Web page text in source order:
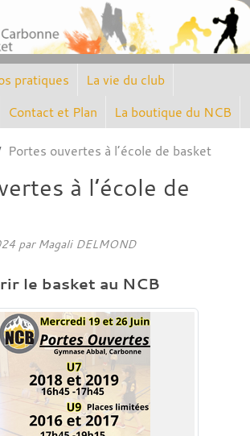
pratiques
La vie du club
Contact et Plan La boutique du NCB
Portes ouvertes à l’école de basket
à l’école de
par Magali DELMOND
le basket au NCB
cookies